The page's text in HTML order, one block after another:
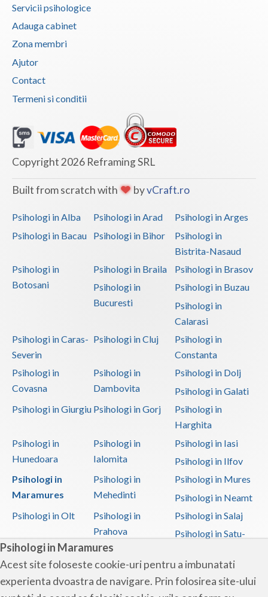
Psihologi in Maramures
Acest site foloseste cookie-uri pentru a imbunatati
experienta dvoastra de navigare. Prin folosirea site-ului
Servicii psihologice
Adauga cabinet
Zona membri
Ajutor
Contact
Termeni si conditii
Copyright 2026 Reframing SRL
Built from scratch with byvCraft.ro
Psihologi in Alba Psihologi in Arad
Psihologi in Arges
Psihologi in Bacau
Psihologi in Bihor
Psihologi in
Bistrita-Nasaud
Psihologi in
Botosani
Psihologi in Braila
Psihologi in Brasov
Psihologi in
Bucuresti
Psihologi in Buzau
Psihologi in
Calarasi
Psihologi in Caras-
Severin
Psihologi in Cluj
Psihologi in
Constanta
Psihologi in
Covasna
Psihologi in
Dambovita
Psihologi in Dolj
Psihologi in Galati
Psihologi in Giurgiu Psihologi in Gorj
Psihologi in
Harghita
Psihologi in
Hunedoara
Psihologi in
Ialomita
Psihologi in Iasi
Psihologi in Ilfov
Psihologi in
Maramures
Psihologi in
Mehedinti
Psihologi in Mures
Psihologi in Neamt
Psihologi in Olt
Psihologi in
Prahova
Psihologi in Salaj
Psihologi in Satu-
Psihologi in Sibiu
Psihologi in
Suceava
Psihologi in
Teleorman